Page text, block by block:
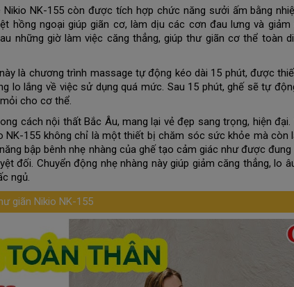
NK-155 còn được tích hợp chức năng sưởi ấm bằng
hồng ngoại giúp giãn cơ, làm dịu các cơn đau lưng và giảm
những giờ làm việc căng thẳng, giúp thư giãn cơ thể toàn
là chương trình massage tự động kéo dài 15 phút, được
lo lắng về việc sử dụng quá mức. Sau 15 phút, ghế sẽ tự
cho cơ thể.
cách nội thất Bắc Âu, mang lại vẻ đẹp sang trọng, hiện
NK-155 không chỉ là một thiết bị chăm sóc sức khỏe mà còn
bập bênh nhẹ nhàng của ghế tạo cảm giác như được
đối. Chuyển động nhẹ nhàng này giúp giảm căng thẳng, lo
ngủ.
giãn Nikio NK-155